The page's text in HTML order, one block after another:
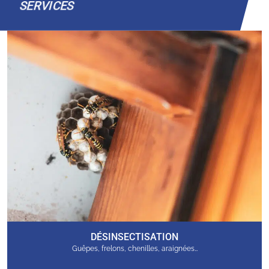
SERVICES
DÉSINSECTISATION
Guêpes, frelons, chenilles, araignées…